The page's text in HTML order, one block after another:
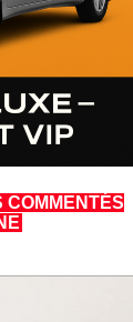
COMMENTÉS